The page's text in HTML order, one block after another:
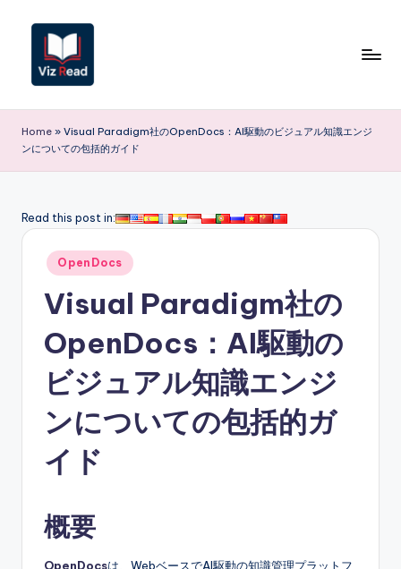
content
iz
R
a
Home » Visual Paradigm社のOpenDocs：AI駆動のビジュアル知識エンジ
ンについての包括的ガイド
Read this post in:
Posted
in
OpenDocs
Visual Paradigm社の
OpenDocs：AI駆動の
ビジュアル知識エンジ
ンについての包括的ガ
イド
概要
OpenDocsは、WebベースでAI駆動の知識管理プラットフ